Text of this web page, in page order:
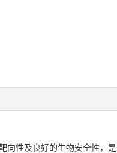
向性及良好的生物安全性，